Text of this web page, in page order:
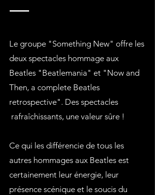
Le groupe "Something New" offre les
deux spectacles hommage aux
Beatles "Beatlemania" et "Now and
Then, a complete Beatles
retrospective". Des spectacles
rafraîchissants, une valeur sûre !
Ce qui les différencie de tous les
autres hommages aux Beatles est
certainement leur énergie, leur
présence scénique et le soucis du